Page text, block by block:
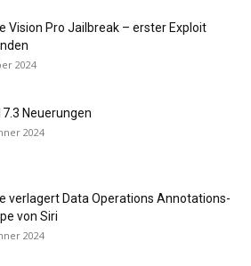
Vision Pro Jailbreak – erster Exploit
2024
Neuerungen
2024
verlagert Data Operations Annotations-
von Siri
2024